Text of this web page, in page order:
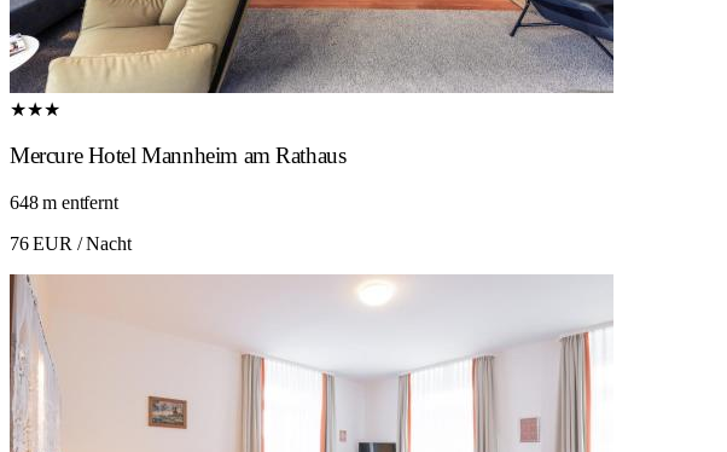
★★★
Mercure Hotel Mannheim am Rathaus
648 m entfernt
76 EUR / Nacht